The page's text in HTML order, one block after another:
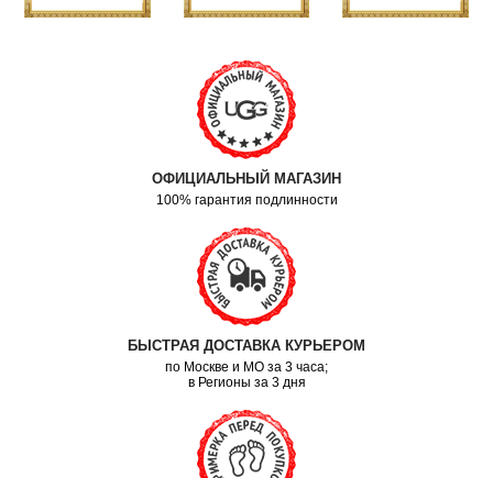
ОФИЦИАЛЬНЫЙ МАГАЗИН
100% гарантия подлинности
БЫСТРАЯ ДОСТАВКА КУРЬЕРОМ
по Москве и МО за 3 часа;
в Регионы за 3 дня